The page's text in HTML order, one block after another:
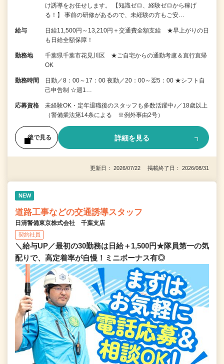
け誘導をお任せします。 【知識ゼロ、経験ゼロから稼げ
る！】 事前の研修があるので、未経験の方もご安…
給与
日給11,500円～13,210円＋交通費全額支給 ★早上がりの日
も日給全額保障！
勤務地
千葉県千葉市花見川区 ★ご自宅からの通勤考慮＆直行直帰
OK
勤務時間
日勤／8：00～17：00 夜勤／20：00～翌5：00 ★シフト自
己申告制 ☆週1…
応募資格
未経験OK・定年退職後のスタッフも多数活躍中♪／18歳以上
（警備業法第14条による ※例外事由2号）
後で見る 詳細を見る
更新日： 2026/07/22 掲載終了日： 2026/08/31
NEW
道路工事などの交通誘導スタッフ
日清警備東京株式会社 千葉支店
契約社員
＼給与UP／最初の30勤務は日給＋1,500円★隊員第一の気
配りで、高定着率が自慢！ミニボーナス有◎